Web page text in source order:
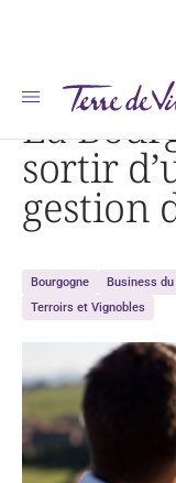
Accueil La Bourgogne « doit
La
sortir
gestion
Bourgogne Business du
Terroirs et Vignobles